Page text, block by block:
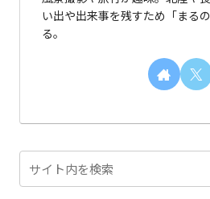
い出や出来事を残すため「まる
る。